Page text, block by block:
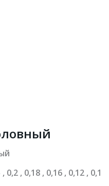
, 0,18 , 0,16 , 0,12 , 0,1